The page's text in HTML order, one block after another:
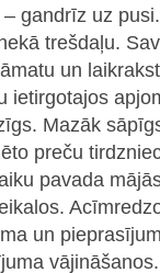
gandrīz uz
trešdaļu.
un
ietirgotajos
Mazāk
preču
pavada
un